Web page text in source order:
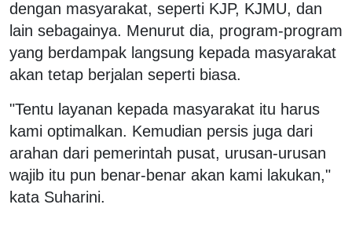
dengan masyarakat, seperti KJP, KJMU, dan
lain sebagainya. Menurut dia, program-program
yang berdampak langsung kepada masyarakat
akan tetap berjalan seperti biasa.
"Tentu layanan kepada masyarakat itu harus
kami optimalkan. Kemudian persis juga dari
arahan dari pemerintah pusat, urusan-urusan
wajib itu pun benar-benar akan kami lakukan,"
kata Suharini.